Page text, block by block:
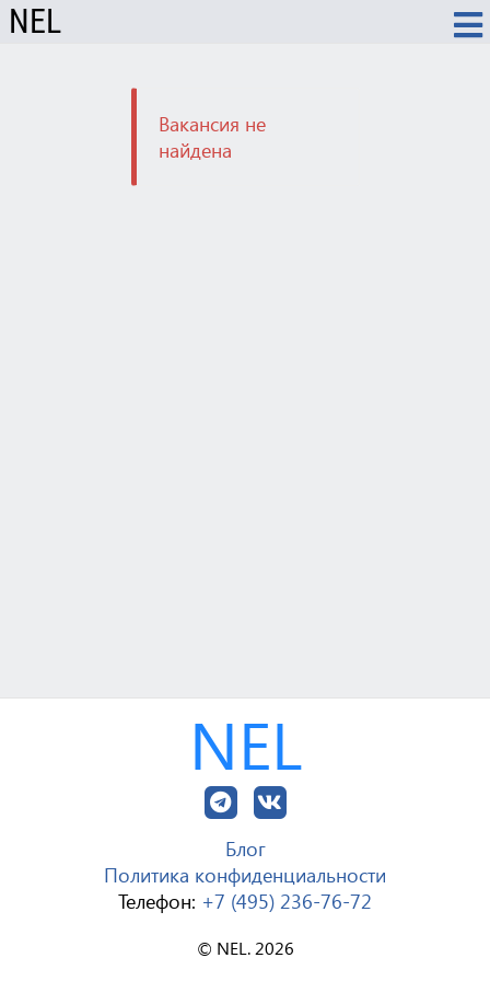
NEL
Вакансия не
найдена
NEL
Блог
Политика конфиденциальности
Телефон: +7 (495) 236-76-72
© NEL. 2026